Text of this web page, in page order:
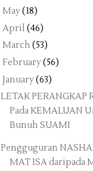
May(18)
April (46)
March (53)
February(56)
January(63)
LETAK PERANGKAP
Pada KEMALUAN
Bunuh SUAMI
Pengguguran
MAT ISA daripada